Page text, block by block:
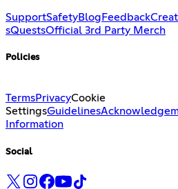
SupportSafetyBlog Feedback
sQuestsOfficial 3rd Party Merch
Policies
TermsPrivacyCookie
SettingsGuidelines
Information
Social